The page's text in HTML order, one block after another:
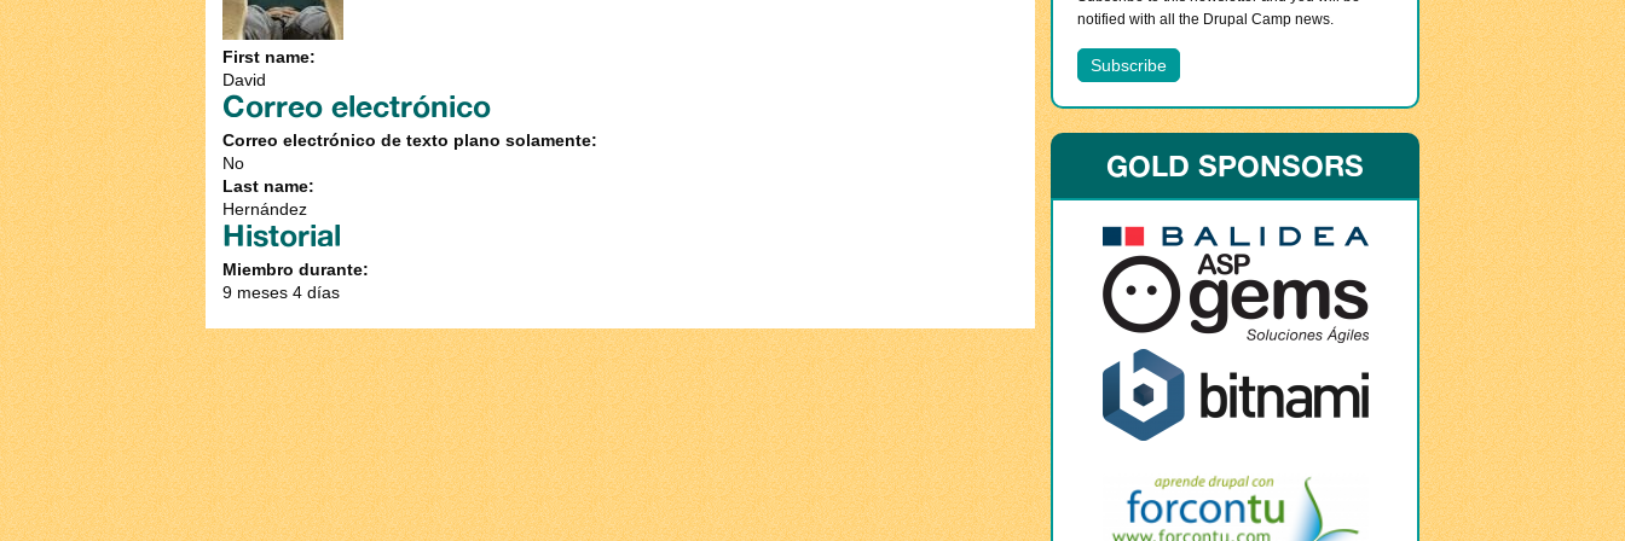
First name:
David
Correo electrónico
Correo electrónico de texto plano solamente:
No
Last name:
Hernández
Historial
Miembro durante:
9 meses 4 días
notified with all the Drupal Camp news.
GOLD SPONSORS